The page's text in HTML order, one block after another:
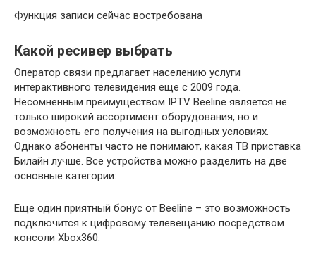
Функция записи сейчас востребована
Какой ресивер выбрать
Оператор связи предлагает населению услуги
интерактивного телевидения еще с 2009 года.
Несомненным преимуществом IPTV Beeline является не
только широкий ассортимент оборудования, но и
возможность его получения на выгодных условиях.
Однако абоненты часто не понимают, какая ТВ приставка
Билайн лучше. Все устройства можно разделить на две
основные категории:
Еще один приятный бонус от Beeline – это возможность
подключится к цифровому телевещанию посредством
консоли Xbox360.